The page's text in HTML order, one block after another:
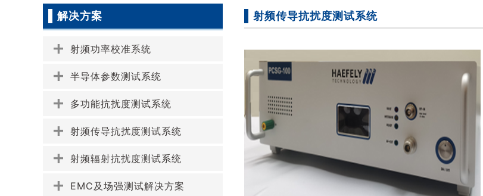
解决方案
射频功率校准系统
半导体参数测试系统
多功能抗扰度测试系统
射频传导抗扰度测试系统
射频辐射抗扰度测试系统
EMC及场强测试解决方案
射频传导抗扰度测试系统